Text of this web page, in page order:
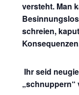
versteht. Man
schreien,
Ihr seid
„schnuppern“